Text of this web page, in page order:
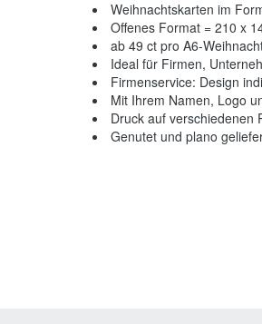
Weihnachtskarten im
Offenes Format = 210 x
ab 49 ct pro A6-
Ideal für Firmen,
Firmenservice: Design
Mit Ihrem Namen, Logo
Druck auf verschiedenen
Genutet und plano